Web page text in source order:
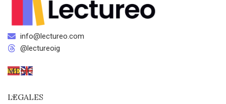
info@lectureo.com
@lectureoig
MENÚ
LEGALES